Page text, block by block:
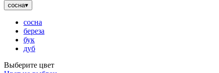
сосна▾
сосна
береза
бук
дуб
Выберите цвет